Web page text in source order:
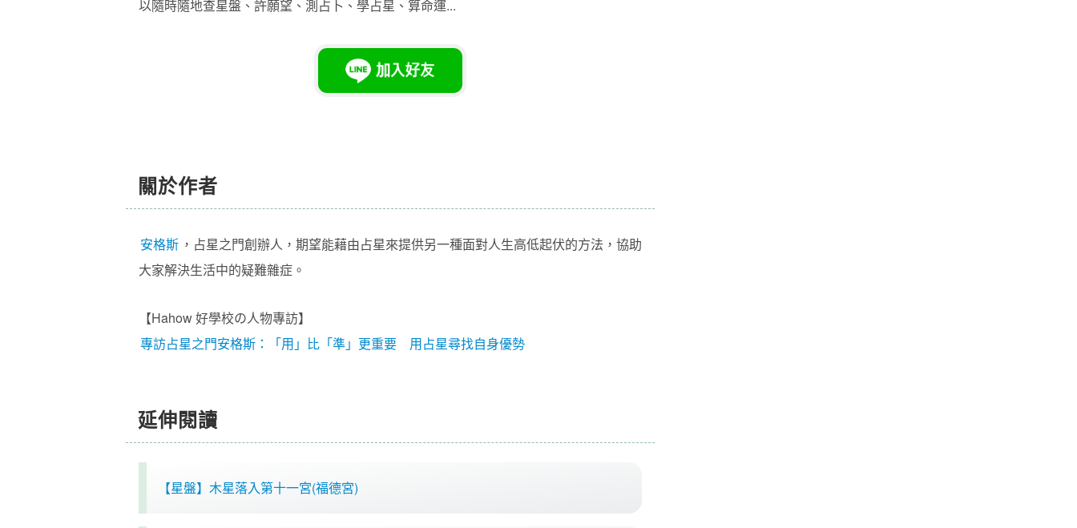
以隨時隨地查星盤、許願望、測占卜、學占星、算命運...
關於作者
安格斯 ， 占星之門創辦人 ，期望能藉由占星來提供另一種面對人生高低起伏的方法，協助
大家解決生活中的疑難雜症。
【Hahow 好學校の人物專訪】
專訪占星之門安格斯：「用」比「準」更重要 用占星尋找自身優勢
延伸閱讀
【星盤】木星落入第十一宮(福德宮)